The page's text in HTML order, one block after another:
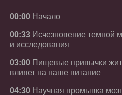
00:00 Начало
00:33 Исчезновение темной
и исследования
03:00 Пищевые привычки
влияет на наше питание
04:30 Научная промывка